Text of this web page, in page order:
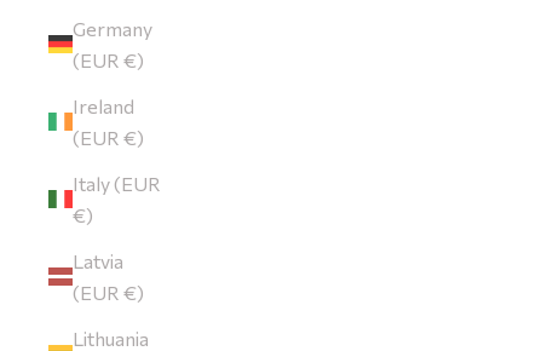
Germany
(EUR €)
Ireland
(EUR €)
Italy (EUR
€)
Latvia
(EUR €)
Lithuania